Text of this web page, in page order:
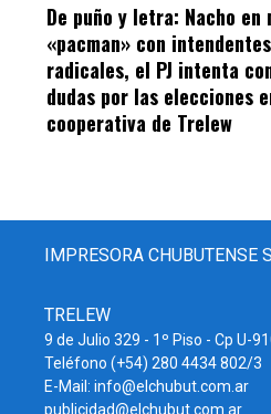
De puño y letra: Nacho en
«pacman» con
radicales, el PJ intenta
dudas por las elecciones
cooperativa de Trelew
IMPRESORA CHUBUTENSE
TRELEW
9 de Julio 329 - 1º Piso - Cp U-
Teléfono (+54) 280 4434 802/3
E-Mail: info@elchubut.com.ar
publicidad@elchubut.com.ar